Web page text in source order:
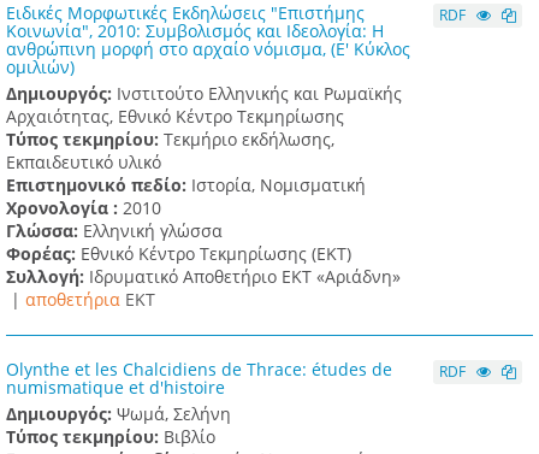
Ειδικές Μορφωτικές Εκδηλώσεις "Επιστήμης
Κοινωνία", 2010: Συμβολισμός και Ιδεολογία: Η
ανθρώπινη μορφή στο αρχαίο νόμισμα, (Ε' Κύκλος
ομιλιών)
Δημιουργός: Ινστιτούτο Ελληνικής και Ρωμαϊκής
Αρχαιότητας, Εθνικό Κέντρο Τεκμηρίωσης
Τύπος τεκμηρίου: Τεκμήριο εκδήλωσης,
Εκπαιδευτικό υλικό
Επιστημονικό πεδίο: Ιστορία, Νομισματική
Χρονολογία : 2010
Γλώσσα: Ελληνική γλώσσα
Φορέας: Εθνικό Κέντρο Τεκμηρίωσης (ΕΚΤ)
Συλλογή: Ιδρυματικό Αποθετήριο ΕΚΤ «Αριάδνη»
| αποθετήρια EKT
RDF
Olynthe et les Chalcidiens de Thrace: études de
numismatique et d'histoire
Δημιουργός: Ψωμά, Σελήνη
Τύπος τεκμηρίου: Βιβλίο
RDF